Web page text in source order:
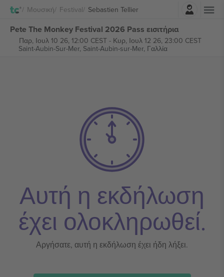
Μουσική Festival Sebastien TellierΣύνδεση
Pete The Monkey Festival 2026 Pass εισιτήρια
Παρ, Ιουλ 10 26, 12:00 CEST- Κυρ, Ιουλ 12 26, 23:00 CEST
Saint-Aubin-Sur-Mer, Saint-Aubin-sur-Mer, Γαλλία
Αυτή η εκδήλωση
έχει ολοκληρωθεί.
Αργήσατε, αυτή η εκδήλωση έχει ήδη λήξει.